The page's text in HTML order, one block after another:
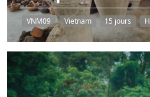
VNM09 Vietnam 15 jours